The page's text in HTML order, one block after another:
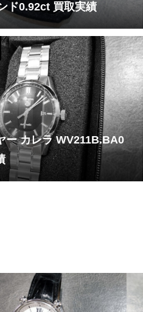
ド0.92ct 買取実績
ー カレラ WV211B.BA0